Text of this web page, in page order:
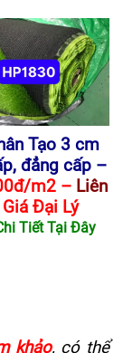
Tạo 3 cm
đẳng cấp –
m2 – Liên
Giá Đại Lý
Tiết Tại Đây
khảo, có thể